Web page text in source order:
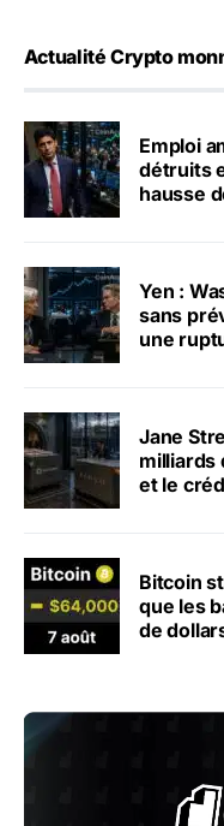
Actualité Crypto
Emploi
détruits
hausse
Yen :
sans
une
Jane
milliards
et le
Bitcoin
que les
de